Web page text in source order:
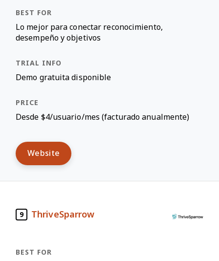
Lo mejor para conectar reconocimiento,
desempeño y objetivos
Demo gratuita disponible
Desde $4/usuario/mes (facturado anualmente)
Website
9 ThriveSparrow